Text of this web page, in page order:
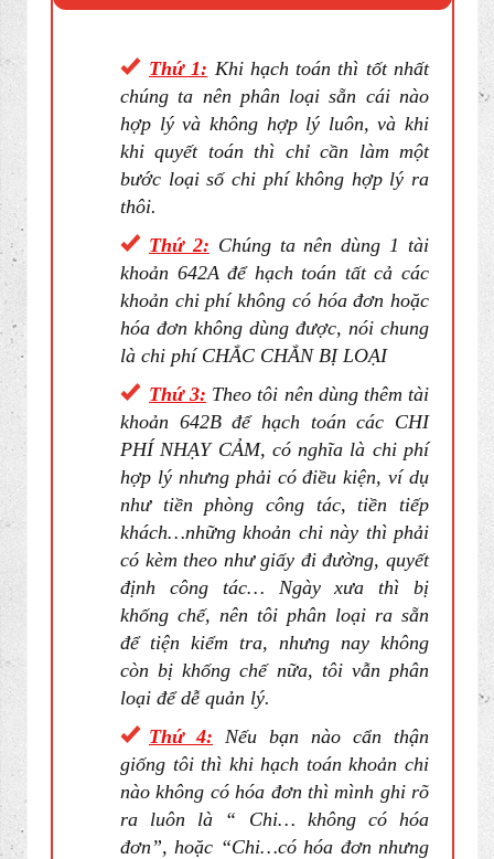
Thứ 1: Khi hạch toán thì tốt nhất
chúng ta nên phân loại sẵn cái nào
hợp lý và không hợp lý luôn, và khi
khi quyết toán thì chỉ cần làm một
bước loại số chi phí không hợp lý ra
thôi.
Thứ 2: Chúng ta nên dùng 1 tài
khoản 642A để hạch toán tất cả các
khoản chi phí không có hóa đơn hoặc
hóa đơn không dùng được, nói chung
là chi phí CHẮC CHẮN BỊ LOẠI
Thứ 3: Theo tôi nên dùng thêm tài
khoản 642B để hạch toán các CHI
PHÍ NHẠY CẢM, có nghĩa là chi phí
hợp lýnhưng phải có điều kiện, ví dụ
như tiền phòng công tác, tiền tiếp
khách…những khoản chi này thì phải
có kèm theo như giấy đi đường, quyết
định công tác… Ngày xưa thì bị
khống chế, nên tôi phân loại ra sẵn
để tiện kiểm tra, nhưng nay không
còn bị khống chế nữa, tôi vẫn phân
loại để dễ quản lý.
Thứ 4: Nếu bạn nào cẩn thận
giống tôi thì khi hạch toán khoản chi
nào không có hóa đơn thì mình ghi rõ
ra luôn là “ Chi… không có hóa
đơn”, hoặc “Chi…có hóa đơn nhưng